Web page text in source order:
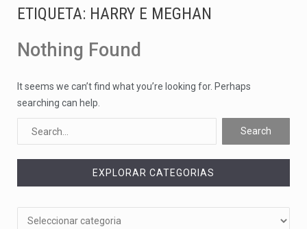
A cidade de Bunia, capital da província de Ituri, tornou-se…
O Senado dos Estados Unidos aprovou, no dia 7 de…
ETIQUETA: HARRY E MEGHAN
Nothing Found
It seems we can’t find what you’re looking for. Perhaps
searching can help.
EXPLORAR CATEGORIAS